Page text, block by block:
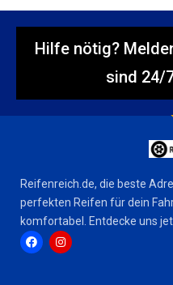
Hilfe nötig?
sind 24/
Reifenreich.de, die beste
perfekten Reifen für dein
komfortabel. Entdecke uns